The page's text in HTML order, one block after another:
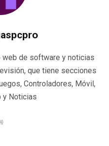
de software y noticias
que tiene secciones
Controladores, Móvil,
y Noticias
W